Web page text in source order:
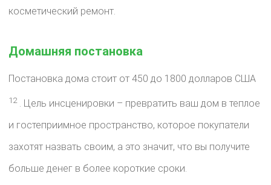
косметический ремонт.
Домашняя постановка
Постановка дома стоит от 450 до 1800 долларов США
12. Цель инсценировки – превратить ваш дом в теплое
и гостеприимное пространство, которое покупатели
захотят назвать своим, а это значит, что вы получите
больше денег в более короткие сроки.